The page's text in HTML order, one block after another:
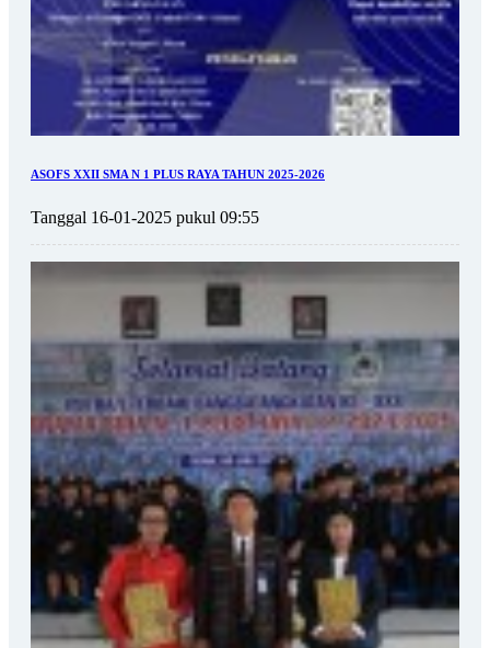
ASOFS XXII SMA N 1 PLUS RAYA TAHUN 2025-2026
Tanggal 16-01-2025 pukul 09:55